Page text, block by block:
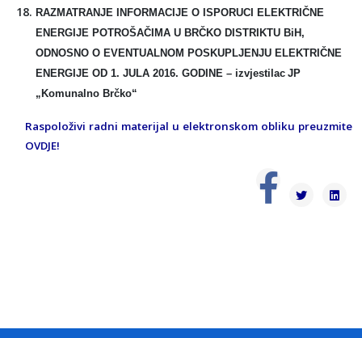
RAZMATRANJE INFORMACIJE O ISPORUCI ELEKTRIČNE
ENERGIJE POTROŠAČIMA U BRČKO DISTRIKTU BiH,
ODNOSNO O EVENTUALNOM POSKUPLJENJU ELEKTRIČNE
ENERGIJE OD 1. JULA 2016. GODINE – izvjestilac JP
„Komunalno Brčko“
Raspoloživi radni materijal u elektronskom obliku preuzmite
OVDJE!